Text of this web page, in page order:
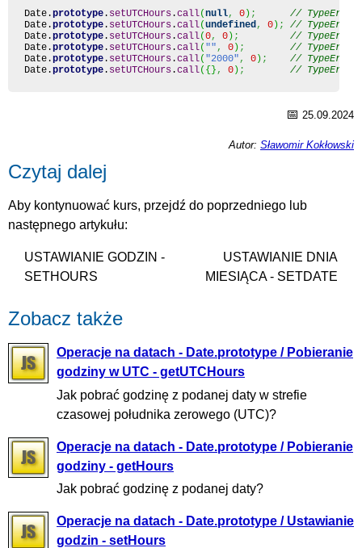
Date .prototype . setUTCHours .call(null, 0 ) ;
// TypeError
Date .prototype . setUTCHours .call(undefined, 0 ) ;
// TypeError
Date .prototype . setUTCHours .call(0, 0 ) ;
// TypeError
Date .prototype . setUTCHours .call( "" , 0 ) ;
// TypeError
Date .prototype . setUTCHours .call( "2000" , 0 ) ;
// TypeError
Date .prototype . setUTCHours .call( { } , 0 ) ; // TypeError
📅 25.09.2024
Autor: Sławomir Kokłowski
Czytaj dalej
Aby kontynuować kurs, przejdź do poprzedniego lub
następnego artykułu:
USTAWIANIE GODZIN -
SETHOURS
USTAWIANIE DNIA
MIESIĄCA - SETDATE
Zobacz także
Operacje na datach - Date.prototype / Pobieranie
godziny w UTC - getUTCHours
Jak pobrać godzinę z podanej daty w strefie
czasowej południka zerowego (UTC)?
Operacje na datach - Date.prototype / Pobieranie
godziny - getHours
Jak pobrać godzinę z podanej daty?
Operacje na datach - Date.prototype / Ustawianie
godzin - setHours